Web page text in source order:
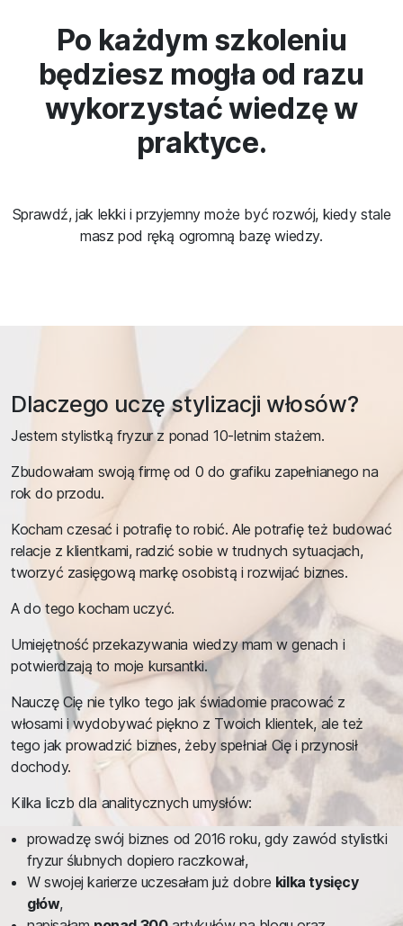
Po każdym szkoleniu
będziesz mogła od razu
wykorzystać wiedzę w
praktyce.
Sprawdź, jak lekki i przyjemny może być rozwój, kiedy stale
masz pod ręką ogromną bazę wiedzy.
Dlaczego uczę stylizacji włosów?
Jestem stylistką fryzur z ponad 10-letnim stażem.
Zbudowałam swoją firmę od 0 do grafiku zapełnianego na
rok do przodu.
Kocham czesać i potrafię to robić. Ale potrafię też budować
relacje z klientkami, radzić sobie w trudnych sytuacjach,
tworzyć zasięgową markę osobistą i rozwijać biznes.
A do tego kocham uczyć.
Umiejętność przekazywania wiedzy mam w genach i
potwierdzają to moje kursantki.
Nauczę Cię nie tylko tego jak świadomie pracować z
włosami i wydobywać piękno z Twoich klientek, ale też
tego jak prowadzić biznes, żeby spełniał Cię i przynosił
dochody.
Kilka liczb dla analitycznych umysłów:
prowadzę swój biznes od 2016 roku, gdy zawód stylistki
fryzur ślubnych dopiero raczkował,
W swojej karierze uczesałam już dobre kilka tysięcy
głów,